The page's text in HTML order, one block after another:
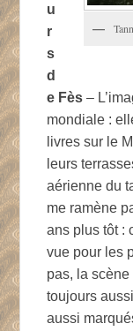
u
r
s
d
e Fès –
mondiale :
livres sur le
leurs
aérienne du
me ramène
ans plus tôt :
vue pour les
pas, la
toujours
aussi